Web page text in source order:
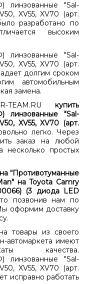
линзованные "Sal-
XV55, XV70 (арт.
разработано по
высоким
линзованные "Sal-
XV55, XV70 (арт.
долгим сроком
автомобильным
замена.
TEAM.RU купить
линзованные "Sal-
XV55, XV70 (арт.
легко. Через
заказ на любой
несколько простых
“Противотуманные
на Toyota Camry
(3 диода LED
позвонив нам по
оформим доставку
товары из своего
автомаркета имеют
качества.
линзованные "Sal-
XV55, XV70 (арт.
исправно работать